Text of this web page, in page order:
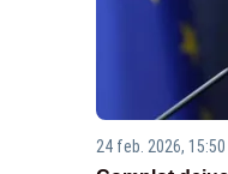
24 feb. 2026, 15:50